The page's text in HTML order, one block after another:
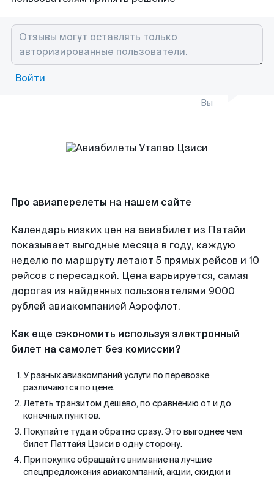
Войти
Вы
Про авиаперелеты на нашем сайте
Календарь низких цен на авиабилет из Патайи
показывает выгодные месяца в году, каждую
неделю по маршруту летают 5 прямых рейсов и 10
рейсов с пересадкой. Цена варьируется, самая
дорогая из найденных пользователями 9000
рублей авиакомпанией Аэрофлот.
Как еще сэкономить используя электронный
билет на самолет без комиссии?
У разных авиакомпаний услуги по перевозке
различаются по цене.
Лететь транзитом дешево, по сравнению от и до
конечных пунктов.
Покупайте туда и обратно сразу. Это выгоднее чем
билет Паттайя Цзиси в одну сторону.
При покупке обращайте внимание на лучшие
спецпредложения авиакомпаний, акции, скидки и